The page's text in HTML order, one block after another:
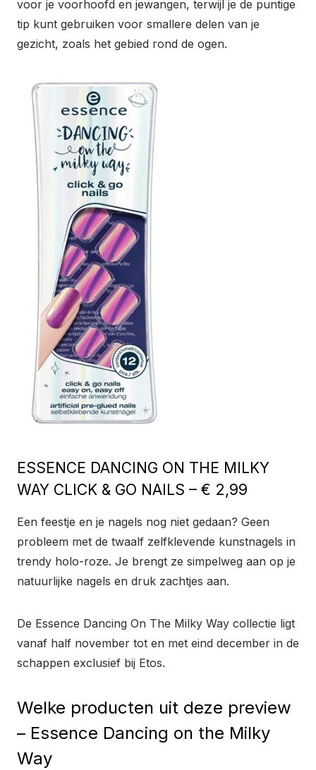
voor je voorhoofd en jewangen, terwijl je de puntige
tip kunt gebruiken voor smallere delen van je
gezicht, zoals het gebied rond de ogen.
ESSENCE DANCING ON THE MILKY
WAY CLICK & GO NAILS – € 2,99
Een feestje en je nagels nog niet gedaan? Geen
probleem met de twaalf zelfklevende kunstnagels in
trendy holo-roze. Je brengt ze simpelweg aan op je
natuurlijke nagels en druk zachtjes aan.
De Essence Dancing On The Milky Way collectie ligt
vanaf half november tot en met eind december in de
schappen exclusief bij Etos.
Welke producten uit deze preview
– Essence Dancing on the Milky
Way